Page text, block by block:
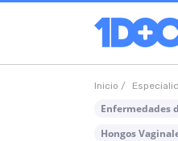
Inicio /
Enfermedades
Hongos